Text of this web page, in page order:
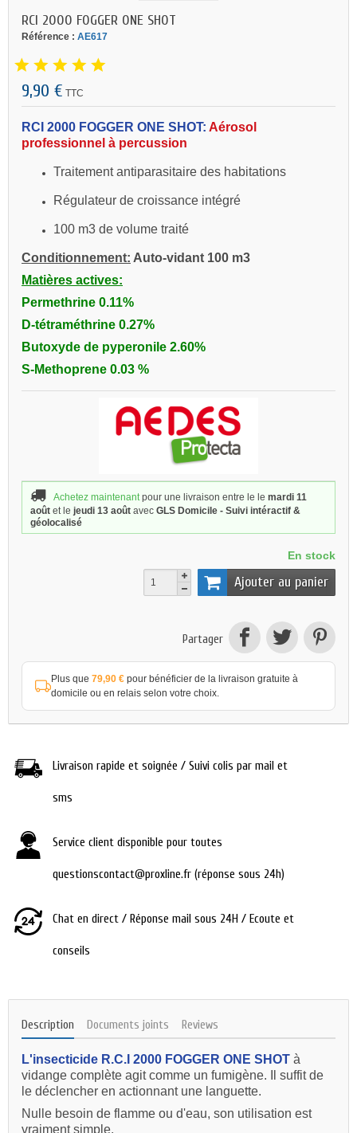
RCI 2000 FOGGER ONE SHOT
Référence : AE617
9,90 € TTC
RCI 2000 FOGGER ONE SHOT: Aérosol
professionnel à percussion
Traitement antiparasitaire des habitations
Régulateur de croissance intégré
100 m3 de volume traité
Conditionnement: Auto-vidant 100 m3
Matières actives:
Permethrine 0.11%
D-tétraméthrine 0.27%
Butoxyde de pyperonile 2.60%
S-Methoprene 0.03 %
Achetez maintenantpour une livraison entre le le mardi 11
août et le jeudi 13 août avec GLS Domicile - Suivi intéractif &
géolocalisé
En stock
Ajouter au panier
Partager
Plus que 79,90 € pour bénéficier de la livraison gratuite à
domicile ou en relais selon votre choix.
Livraison rapide et soignée / Suivi colis par mail et
sms
Service client disponible pour toutes
questionscontact@proxline.fr (réponse sous 24h)
Chat en direct / Réponse mail sous 24H / Ecoute et
conseils
Description Documents joints Reviews
L'insecticide R.C.I 2000 FOGGER ONE SHOT à
vidange complète agit comme un fumigène. Il suffit de
le déclencher en actionnant une languette.
Nulle besoin de flamme ou d'eau, son utilisation est
vraiment simple.